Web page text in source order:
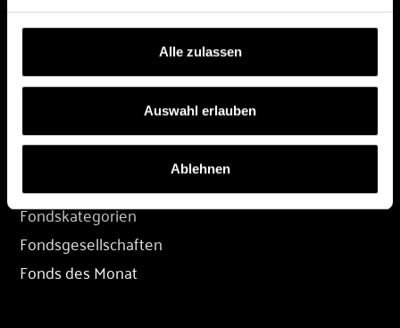
Alle zulassen
Auswahl erlauben
Ablehnen
Depot übertragen
Depot-Login
FONDS
Fondssuche
Fondskategorien
Fondsgesellschaften
Fonds des Monat